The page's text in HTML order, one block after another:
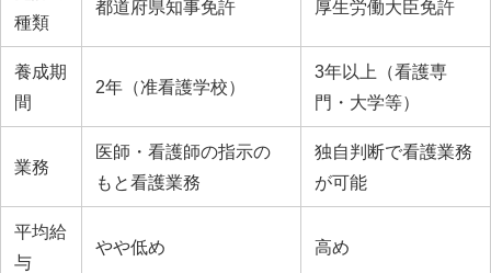
種類
都道府県知事免許 厚生労働大臣免許
養成期
間
2年（准看護学校）
3年以上（看護専
門・大学等）
業務
医師・看護師の指示の
もと看護業務
独自判断で看護業務
が可能
平均給
与
やや低め 高め